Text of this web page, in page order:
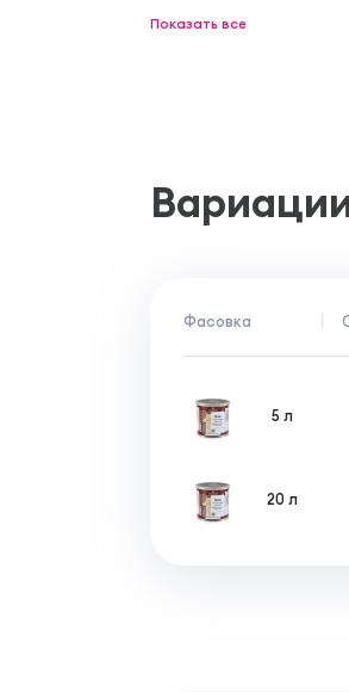
Показать все
Фасовка
5 л
20 л